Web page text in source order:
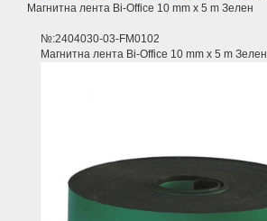
Магнитна лента Bi-Office 10 mm x 5 m Зелен
№:2404030-03-FM0102
Магнитна лента Bi-Office 10 mm x 5 m Зелен